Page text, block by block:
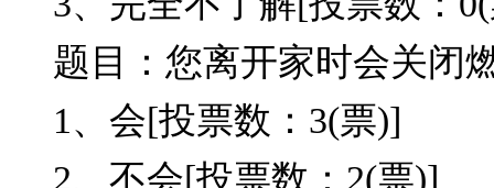
题目：您离开家时会关闭
1、会[投票数：3(票)]
2、不会[投票数：2(票)]